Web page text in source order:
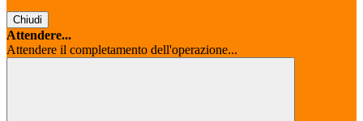
Chiudi
Attendere...
Attendere il completamento dell'operazione...